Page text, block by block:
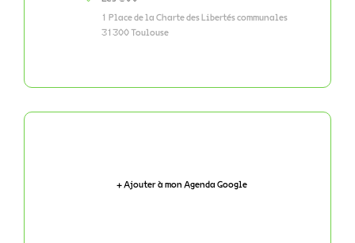
1 Place de la Charte des Libertés communales
31300 Toulouse
+ Ajouter à mon Agenda Google